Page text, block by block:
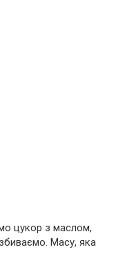
цукор з маслом,
Масу, яка